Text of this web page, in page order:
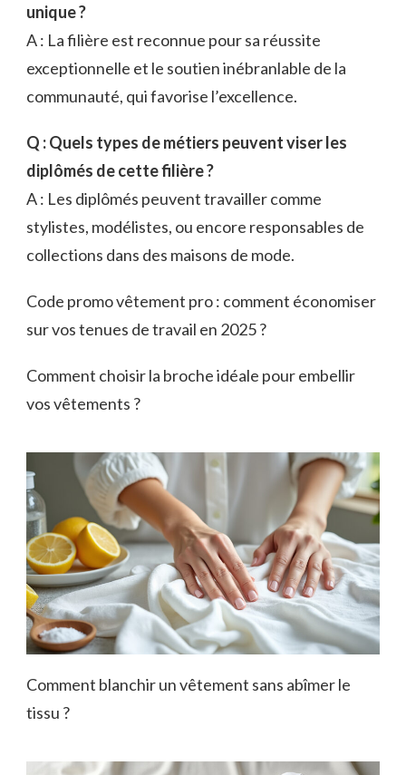
unique ?
A : La filière est reconnue pour sa réussite
exceptionnelle et le soutien inébranlable de la
communauté, qui favorise l’excellence.
Q : Quels types de métiers peuvent viser les
diplômés de cette filière ?
A : Les diplômés peuvent travailler comme
stylistes, modélistes, ou encore responsables de
collections dans des maisons de mode.
Code promo vêtement pro : comment économiser
sur vos tenues de travail en 2025 ?
Comment choisir la broche idéale pour embellir
vos vêtements ?
Comment blanchir un vêtement sans abîmer le
tissu ?